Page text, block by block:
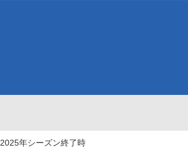
2025年シーズン終了時